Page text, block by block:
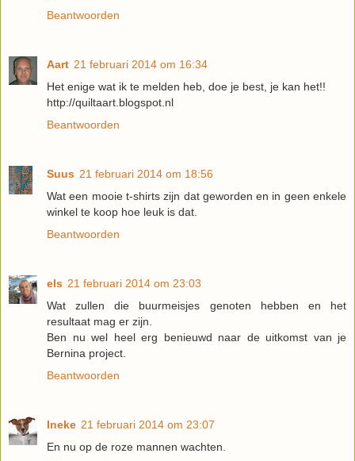
Beantwoorden
Aart 21 februari 2014 om 16:34
Het enige wat ik te melden heb, doe je best, je kan het!!
http://quiltaart.blogspot.nl
Beantwoorden
Suus 21 februari 2014 om 18:56
Wat een mooie t-shirts zijn dat geworden en in geen enkele
winkel te koop hoe leuk is dat.
Beantwoorden
els 21 februari 2014 om 23:03
Wat zullen die buurmeisjes genoten hebben en het
resultaat mag er zijn.
Ben nu wel heel erg benieuwd naar de uitkomst van je
Bernina project.
Beantwoorden
Ineke 21 februari 2014 om 23:07
En nu op de roze mannen wachten.